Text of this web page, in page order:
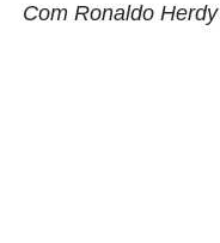
Com Ronaldo Herdy